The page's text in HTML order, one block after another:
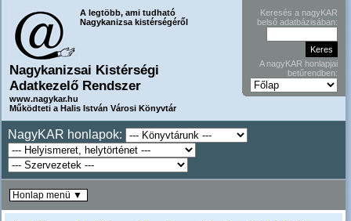
A legtöbb, ami tudható
Nagykanizsa kistérségéről
Nagykanizsai Kistérségi
Adatkezelő Rendszer
www.nagykar.hu
Működteti a Halis István Városi Könyvtár
Keresés a nagyKAR
belső adatbázisában:
A nagyKAR honlapjai
betűrendben:
NagyKAR honlapok:
Honlap menü ▼